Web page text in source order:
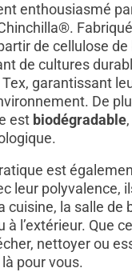
enthousiasmé
de cellulose de
de cultures
garantissant
De
est biodégradable
est
leur polyvalence,
cuisine, la salle de
à l’extérieur. Que
nettoyer ou
pour vous.